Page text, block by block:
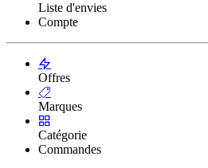
Liste d'envies
Compte
Offres
Marques
Catégorie
Commandes